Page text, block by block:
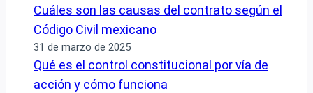
Cuáles son las causas del contrato según el
Código Civil mexicano
31 de marzo de 2025
Qué es el control constitucional por vía de
acción y cómo funciona